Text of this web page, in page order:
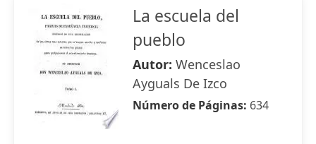
La escuela del
pueblo
Autor: Wenceslao
Ayguals De Izco
Número de Páginas: 634